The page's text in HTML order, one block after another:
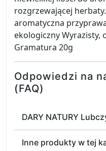
rozgrzewającej
aromatyczna
ekologiczny Wyrazisty,
Gramatura 20g
Odpowiedzi na
(FAQ)
DARY NATURY
Inne produkty w tej